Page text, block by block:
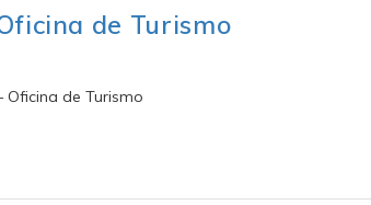
de Turismo
de Turismo